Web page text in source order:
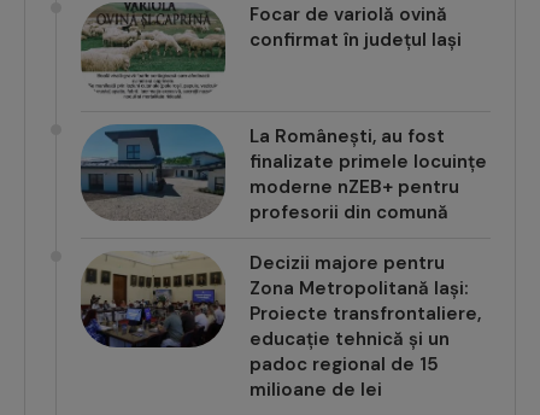
Focar de variolă ovină
confirmat în județul Iași
La Românești, au fost
finalizate primele locuințe
moderne nZEB+ pentru
profesorii din comună
Decizii majore pentru
Zona Metropolitană Iași:
Proiecte transfrontaliere,
educație tehnică și un
padoc regional de 15
milioane de lei